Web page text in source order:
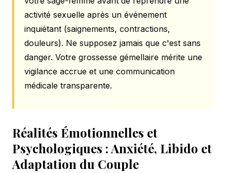
activité sexuelle après un événement
inquiétant (saignements, contractions,
douleurs). Ne supposez jamais que c'est sans
danger. Votre grossesse gémellaire mérite une
vigilance accrue et une communication
médicale transparente.
Réalités Émotionnelles et
Psychologiques : Anxiété, Libido et
Adaptation du Couple